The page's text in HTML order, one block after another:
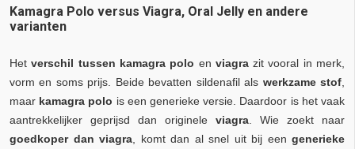
Kamagra Polo versus Viagra, Oral Jelly en andere
varianten
Hetverschil tussen kamagra polo en viagrazit vooral in merk,
vorm en soms prijs. Beide bevatten sildenafil als werkzame stof
maar kamagra polo is een generieke versie. Daardoor is het vaak
aantrekkelijker geprijsd dan originele viagra . Wie zoekt naar
goedkoper dan viagra , komt dan al snel uit bij een generieke